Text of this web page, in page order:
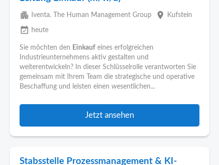
apartment Iventa. The Human Management Group place Kufstein
event_available heute
Sie möchten den Einkauf eines erfolgreichen
Industrieunternehmens aktiv gestalten und
weiterentwickeln? In dieser Schlüsselrolle verantworten Sie
gemeinsam mit Ihrem Team die strategische und operative
Beschaffung und leisten einen wesentlichen...
Jetzt ansehen
Stabsstelle Prozessmanagement & KI-